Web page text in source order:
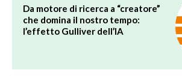
Da motore di ricerca a “creatore”
che domina il nostro tempo:
l’effetto Gulliver dell’IA